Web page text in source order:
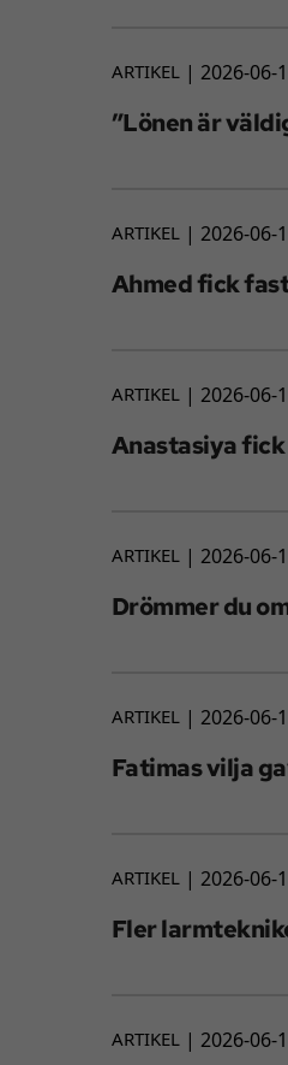
ARTIKEL 2026-06-
”Lönen är
ARTIKEL 2026-06-
Ahmed fick
ARTIKEL 2026-06-
Anastasiya
ARTIKEL 2026-06-
Drömmer du
ARTIKEL 2026-06-
Fatimas vilja
ARTIKEL 2026-06-
Fler
ARTIKEL 2026-06-